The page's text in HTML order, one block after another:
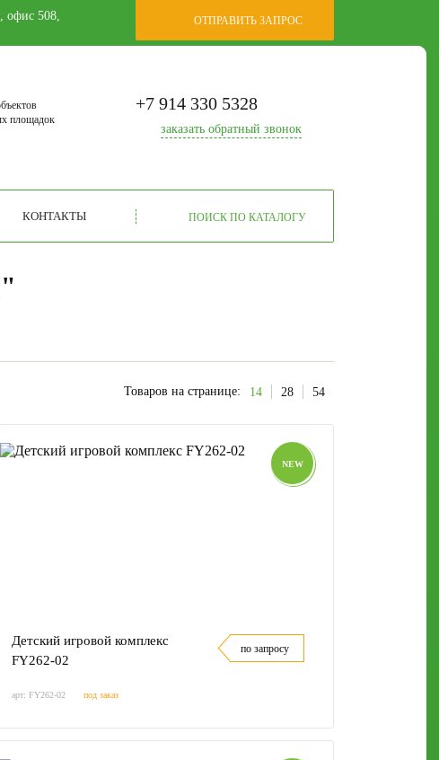
офис 508,
ОТПРАВИТЬ ЗАПРОС
площадок
+7 914 330 5328
заказать обратный звонок
КОНТАКТЫ ПОИСК ПО КАТАЛОГУ
Товаров на странице: 14 28 54
NEW
Детский игровой комплекс
FY262-02
по запросу
арт: FY262-02 под заказ